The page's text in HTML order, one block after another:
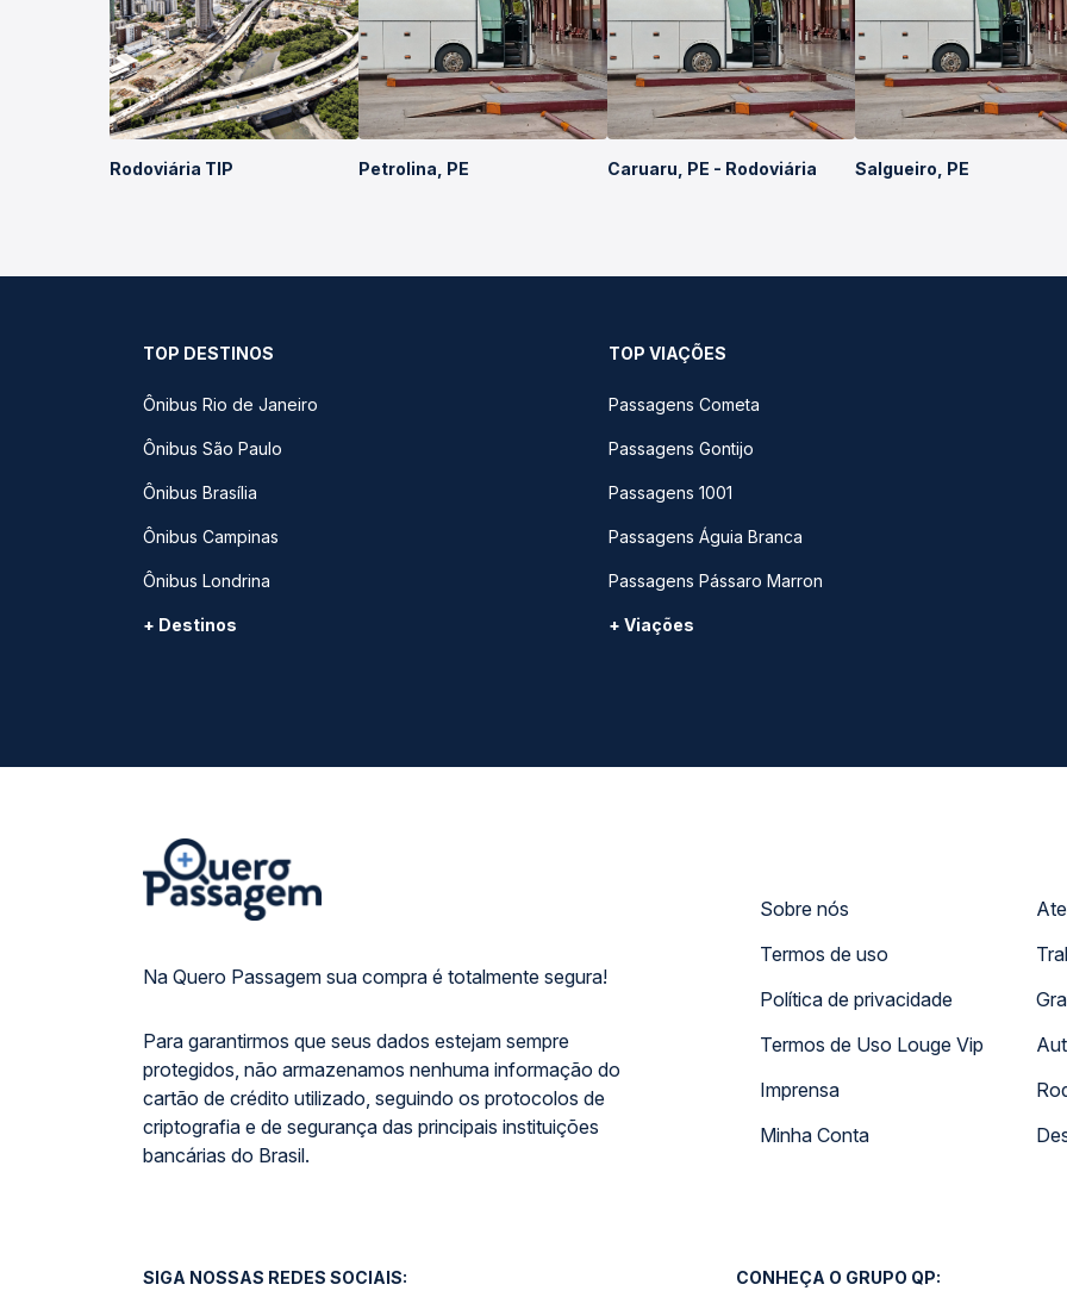
Rodoviária TIP Petrolina, PE Caruaru, PE - Rodoviária Salgueiro, PE
TOP DESTINOS
Ônibus Rio de Janeiro
Ônibus São Paulo
Ônibus Brasília
Ônibus Campinas
Ônibus Londrina
+ Destinos
TOP VIAÇÕES
Passagens Cometa
Passagens Gontijo
Passagens 1001
Passagens Águia Branca
Passagens Pássaro Marron
+ Viações
Na Quero Passagem sua compra é totalmente segura!
Para garantirmos que seus dados estejam sempre
protegidos, não armazenamos nenhuma informação do
cartão de crédito utilizado, seguindo os protocolos de
criptografia e de segurança das principais instituições
bancárias do Brasil.
Sobre nós
Termos de uso
Política de privacidade
Termos de Uso Louge Vip
Imprensa
Minha Conta
SIGA NOSSAS REDES SOCIAIS: CONHEÇA O GRUPO QP: